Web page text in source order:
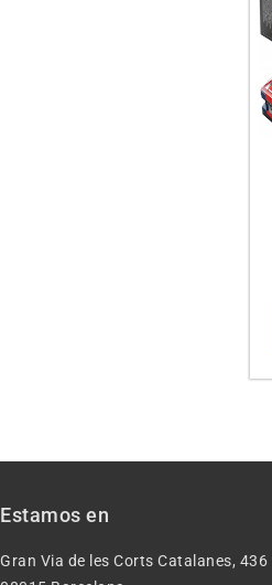
Estamos en
Gran Via de les Corts Catalanes, 436